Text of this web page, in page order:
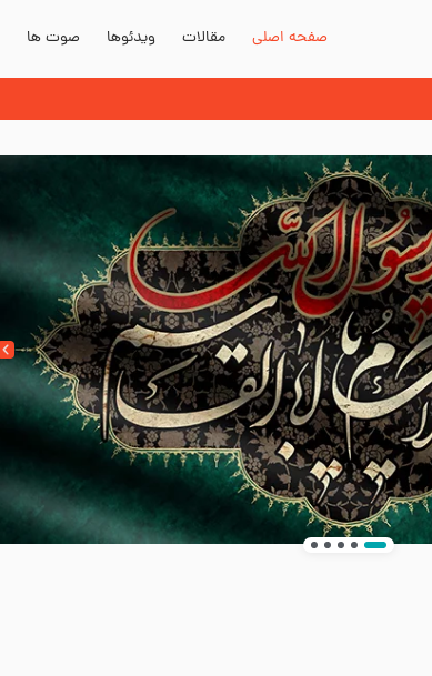
صفحه اصلی مقالات ویدئوها صوت ها
و سلّم )
صلی الله علیه و اله می دانیم در حالیکه نسب از پدر منتقل می شود